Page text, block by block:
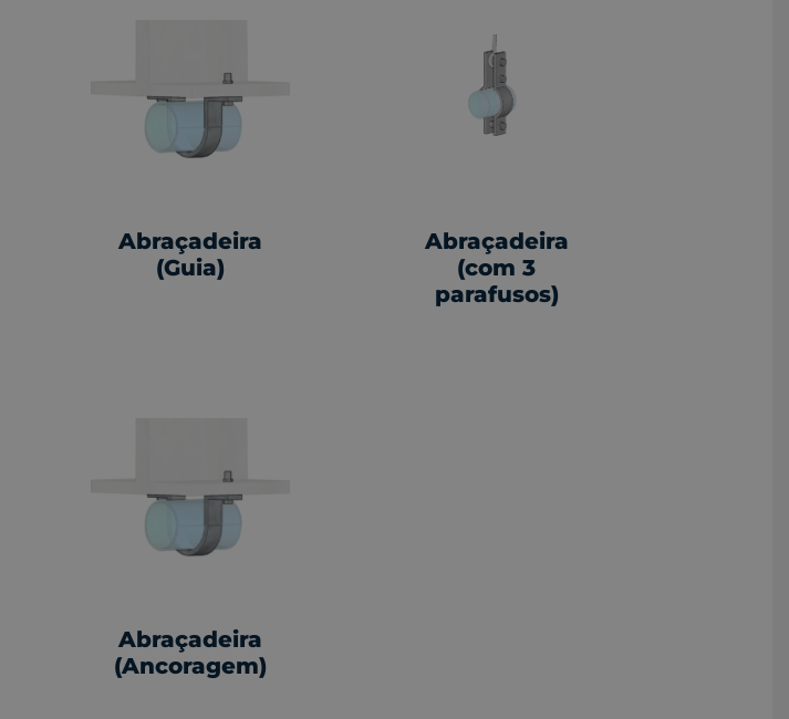
Abraçadeira
(Guia)
Abraçadeira
(com 3
parafusos)
Abraçadeira
(Ancoragem)